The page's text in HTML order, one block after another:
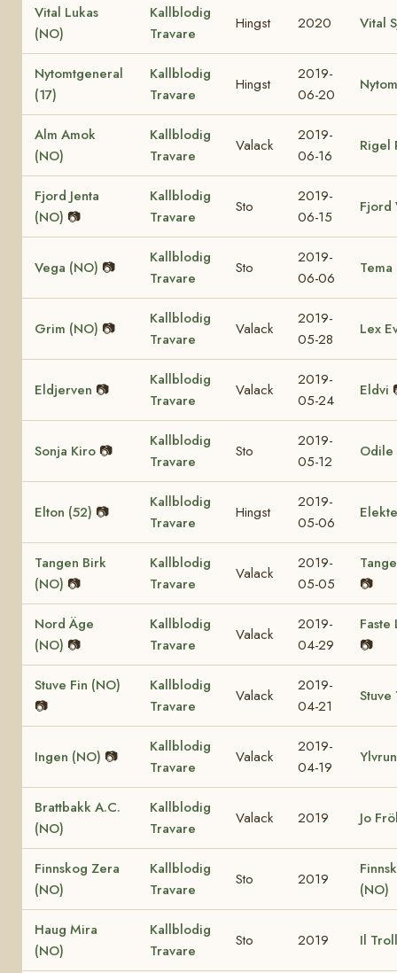
Vital Lukas
(NO)
Kallblodig
Travare
Hingst 2020 Vital
Nytomtgeneral
(17)
Kallblodig
Travare
Hingst
2019-
06-20
Alm Amok
(NO)
Kallblodig
Travare
Valack
2019-
06-16
Rigel
Fjord Jenta
(NO) 📷
Kallblodig
Travare
Sto
2019-
06-15
Fjord
Vega (NO) 📷
Kallblodig
Travare
Sto
2019-
06-06
Grim (NO) 📷
Kallblodig
Travare
Valack
2019-
05-28
Lex
Eldjerven 📷
Kallblodig
Travare
Valack
2019-
05-24
Eldvi
Sonja Kiro 📷
Kallblodig
Travare
Sto
2019-
05-12
Odile
Elton (52) 📷
Kallblodig
Travare
Hingst
2019-
05-06
Tangen Birk
(NO) 📷
Kallblodig
Travare
Valack
2019-
05-05
📷
Nord Äge
(NO) 📷
Kallblodig
Travare
Valack
2019-
04-29
Faste
📷
Stuve Fin (NO)
📷
Kallblodig
Travare
Valack
2019-
04-21
Stuve
Ingen (NO) 📷
Kallblodig
Travare
Valack
2019-
04-19
Brattbakk A.C.
(NO)
Kallblodig
Travare
Valack 2019 Jo
Finnskog Zera
(NO)
Kallblodig
Travare
Sto 2019
(NO)
Haug Mira
(NO)
Kallblodig
Travare
Sto 2019 Il